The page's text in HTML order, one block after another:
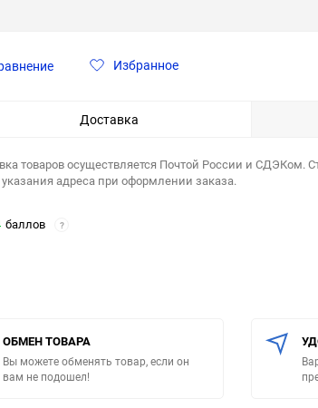
Избранное
Доставка
товаров осуществляется Почтой России и СДЭКом.
адреса при оформлении заказа.
баллов ?
ОБМЕН ТОВАРА
Вы можете обменять товар, если он
вам не подошел!